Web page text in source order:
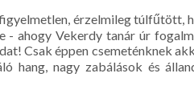
érzelmileg túlfűtött,
- ahogy Vekerdy tanár úr
Csak éppen csemeténknek
hang, nagy zabálások és